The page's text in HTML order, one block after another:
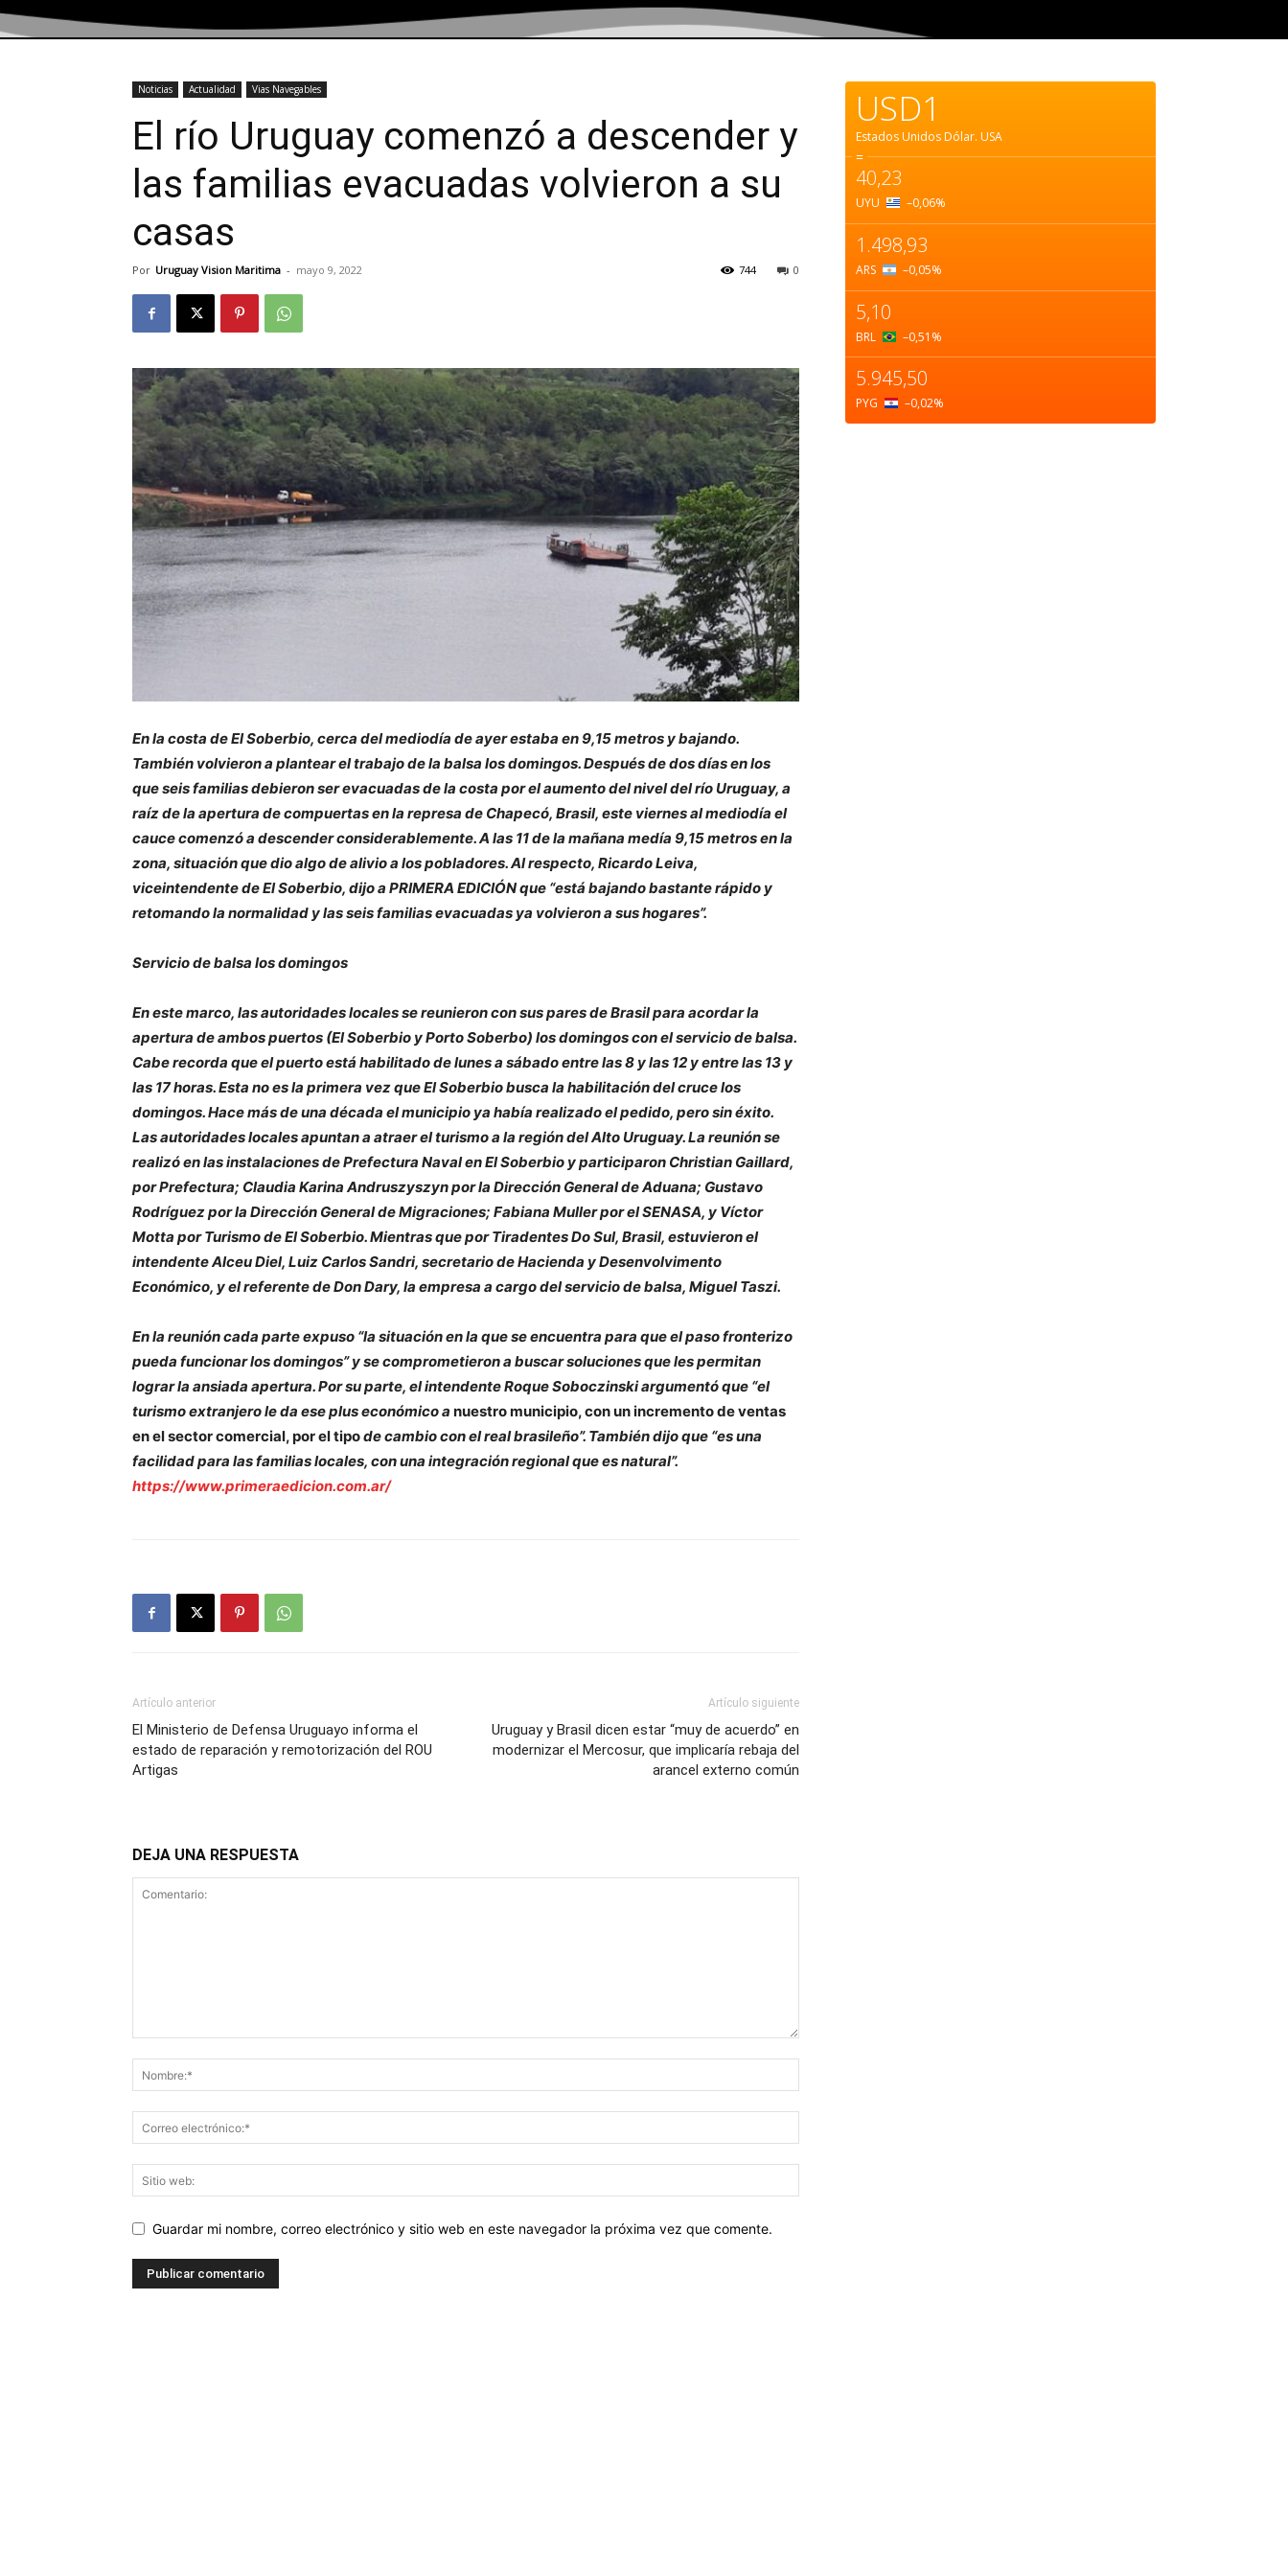
Noticias Actualidad Vias Navegables
El río Uruguay comenzó a descender y
las familias evacuadas volvieron a su
casas
Por Uruguay Vision Maritima - mayo 9, 2022 0
744
En la costa de El Soberbio, cerca del mediodía de ayer estaba en 9,15 metros y bajando.
También volvieron a plantear el trabajo de la balsa los domingos. Después de dos días en los
que seis familias debieron ser evacuadas de la costa por el aumento del nivel del río Uruguay, a
raíz de la apertura de compuertas en la represa de Chapecó, Brasil, este viernes al mediodía el
cauce comenzó a descender considerablemente. A las 11 de la mañana medía 9,15 metros en la
zona, situación que dio algo de alivio a los pobladores. Al respecto, Ricardo Leiva,
viceintendente de El Soberbio, dijo a PRIMERA EDICIÓN que “está bajando bastante rápido y
retomando la normalidad y las seis familias evacuadas ya volvieron a sus hogares”.
Servicio de balsa los domingos
En este marco, las autoridades locales se reunieron con sus pares de Brasil para acordar la
apertura de ambos puertos (El Soberbio y Porto Soberbo) los domingos con el servicio de balsa.
Cabe recorda que el puerto está habilitado de lunes a sábado entre las 8 y las 12 y entre las 13 y
las 17 horas. Esta no es la primera vez que El Soberbio busca la habilitación del cruce los
domingos. Hace más de una década el municipio ya había realizado el pedido, pero sin éxito.
Las autoridades locales apuntan a atraer el turismo a la región del Alto Uruguay. La reunión se
realizó en las instalaciones de Prefectura Naval en El Soberbio y participaron Christian Gaillard,
por Prefectura; Claudia Karina Andruszyszyn por la Dirección General de Aduana; Gustavo
Rodríguez por la Dirección General de Migraciones; Fabiana Muller por el SENASA, y Víctor
Motta por Turismo de El Soberbio. Mientras que por Tiradentes Do Sul, Brasil, estuvieron el
intendente Alceu Diel, Luiz Carlos Sandri, secretario de Hacienda y Desenvolvimento
Económico, y el referente de Don Dary, la empresa a cargo del servicio de balsa, Miguel Taszi.
En la reunión cada parte expuso “la situación en la que se encuentra para que el paso fronterizo
pueda funcionar los domingos” y se comprometieron a buscar soluciones que les permitan
lograr la ansiada apertura. Por su parte, el intendente Roque Soboczinski argumentó que “el
turismo extranjero le da ese plus económico a nuestro municipio, con un incremento de ventas
en el sector comercial, por el tipode cambio con el real brasileño”. También dijo que “es una
facilidad para las familias locales, con una integración regional que es natural”.
https://www.primeraedicion.com.ar/
Artículo anterior
El Ministerio de Defensa Uruguayo informa el
estado de reparación y remotorización del ROU
Artigas
Artículo siguiente
Uruguay y Brasil dicen estar “muy de acuerdo” en
modernizar el Mercosur, que implicaría rebaja del
arancel externo común
DEJA UNA RESPUESTA
Guardar mi nombre, correo electrónico y sitio web en este navegador la próxima vez que comente.
USD1
Estados Unidos Dólar. USA
=
40,23
UYU –0,06%
1.498,93
ARS –0,05%
5,10
BRL –0,51 %
5.945,50
PYG –0,02%